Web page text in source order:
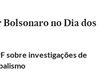
no Dia dos
sobre investigações de